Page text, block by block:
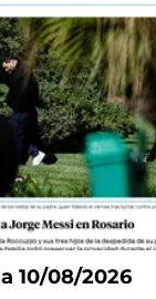
10/08/2026